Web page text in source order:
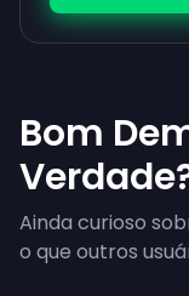
Bom
Ainda curioso
o que outros